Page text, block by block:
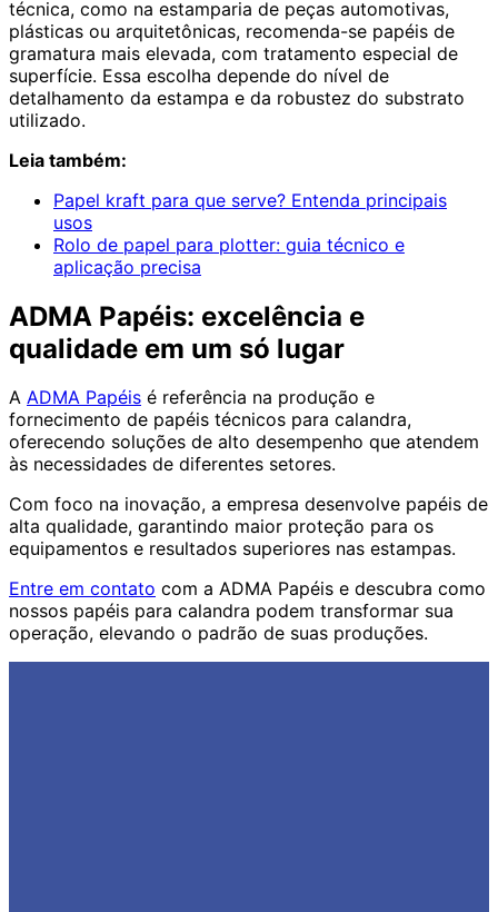
técnica, como na estamparia de peças automotivas,
plásticas ou arquitetônicas, recomenda-se papéis de
gramatura mais elevada, com tratamento especial de
superfície. Essa escolha depende do nível de
detalhamento da estampa e da robustez do substrato
utilizado.
Leia também:
Papel kraft para que serve? Entenda principais
usos
Rolo de papel para plotter: guia técnico e
aplicação precisa
ADMA Papéis: excelência e
qualidade em um só lugar
A ADMA Papéis é referência na produção e
fornecimento de papéis técnicos para calandra,
oferecendo soluções de alto desempenho que atendem
às necessidades de diferentes setores.
Com foco na inovação, a empresa desenvolve papéis de
alta qualidade, garantindo maior proteção para os
equipamentos e resultados superiores nas estampas.
Entre em contato com a ADMA Papéis e descubra como
nossos papéis para calandra podem transformar sua
operação, elevando o padrão de suas produções.